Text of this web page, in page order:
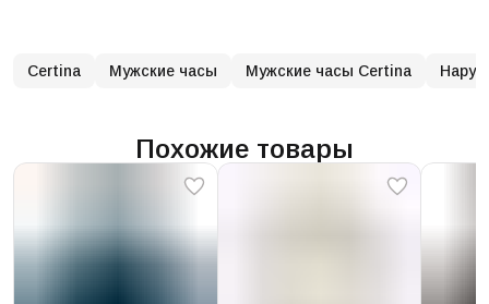
Certina Мужские часы Мужские часы Certina
Похожие товары